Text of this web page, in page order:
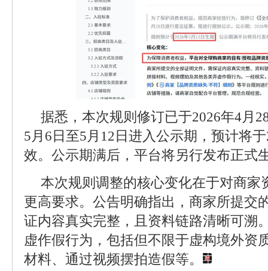
据悉，本次规则修订已于2026年4月
5月6日至5月12日进入公示期，预计将
效。公示期满后，平台将另行发布正式
本次规则调整的核心变化在于对商家
更高要求。公告明确指出，商家所提交
证内容真实完整，且资料链路清晰可溯
虚作假行为，包括但不限于虚构境外资
材料、通过视频摆拍造假等。